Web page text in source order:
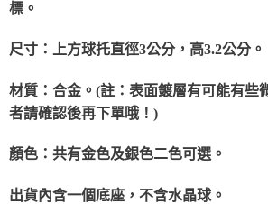
每筆NT$80，滿NT$3,000(含以上)免運費
郵局幫你送（離島）
付款後門市自取
標。
尺寸：上方球托直徑3公分，高3.2公分。
材質：合金。(註：表面鍍層有可能有些
者請確認後再下單哦！)
顏色：共有金色及銀色二色可選。
出貨內含一個底座，不含水晶球。